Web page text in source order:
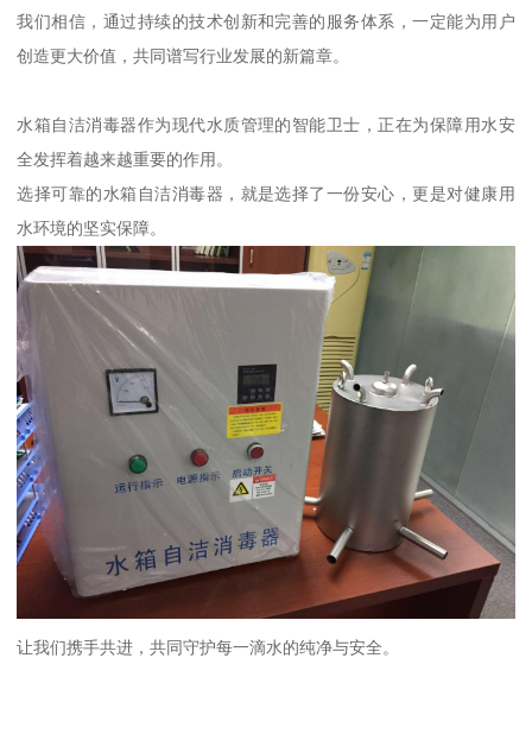
我们相信，通过持续的技术创新和完善的服务体系，一定能为用户
创造更大价值，共同谱写行业发展的新篇章。
水箱自洁消毒器作为现代水质管理的智能卫士，正在为保障用水安
全发挥着越来越重要的作用。
选择可靠的水箱自洁消毒器，就是选择了一份安心，更是对健康用
水环境的坚实保障。
让我们携手共进，共同守护每一滴水的纯净与安全。